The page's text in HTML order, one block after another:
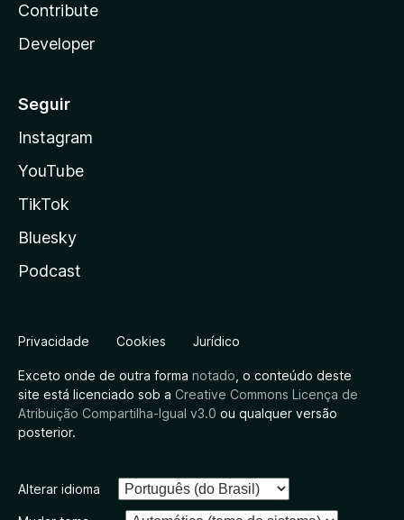
Contribute
Developer
Seguir
Instagram
YouTube
TikTok
Bluesky
Podcast
Privacidade Cookies Jurídico
Exceto onde de outra forma notado , o conteúdo deste
site está licenciado sob a Creative Commons Licença de
Atribuição Compartilha-Igual v3.0 ou qualquer versão
posterior.
Alterar idioma